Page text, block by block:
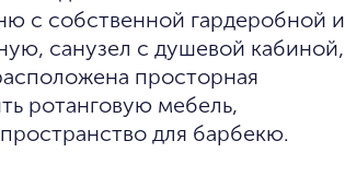
с собственной гардеробной и
санузел с душевой кабиной,
просторная
ротанговую мебель,
для барбекю.